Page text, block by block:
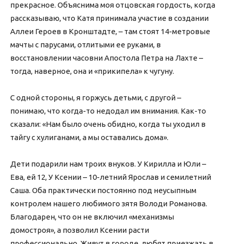
прекрасное. Объяснима моя отцовская гордость, когда
рассказываю, что Катя принимала участие в создании
Аллеи Героев в Кронштадте, – там стоят 14-метровые
мачты с парусами, отлитыми ее руками, в
восстановлении часовни Апостола Петра на Лахте –
тогда, наверное, она и «прикипела» к чугуну.
С одной стороны, я горжусь детьми, с другой –
понимаю, что когда-то недодал им внимания. Как-то
сказали: «Нам было очень обидно, когда ты уходил в
тайгу с хулиганами, а мы оставались дома».
Дети подарили нам троих внуков. У Кирилла и Юли –
Ева, ей 12, У Ксении – 10-летний Ярослав и семилетний
Саша. Оба практически постоянно под неусыпным
контролем нашего любимого зятя Володи Романова.
Благодарен, что он не включил «механизмы
домостроя», а позволил Ксении расти